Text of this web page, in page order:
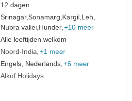
12 dagen
Srinagar,Sonamarg, Kargil, Leh,
Nubra vallei, Hunder, +10 meer
Alle leeftijden welkom
Noord-India +1 meer
Engels, Nederlands, +6 meer
Alkof Holidays